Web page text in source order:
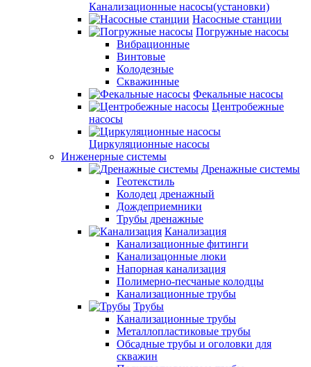
Канализационные насосы(установки)
Насосные станции
Погружные насосы
Вибрационные
Винтовые
Колодезные
Скважинные
Фекальные насосы
Центробежные
насосы
Циркуляционные насосы
Инженерные системы
Дренажные системы
Геотекстиль
Колодец дренажный
Дождеприемники
Трубы дренажные
Канализация
Канализационные фитинги
Канализацонные люки
Напорная канализация
Полимерно-песчаные колодцы
Канализационные трубы
Трубы
Канализационные трубы
Металлопластиковые трубы
Обсадные трубы и оголовки для
скважин